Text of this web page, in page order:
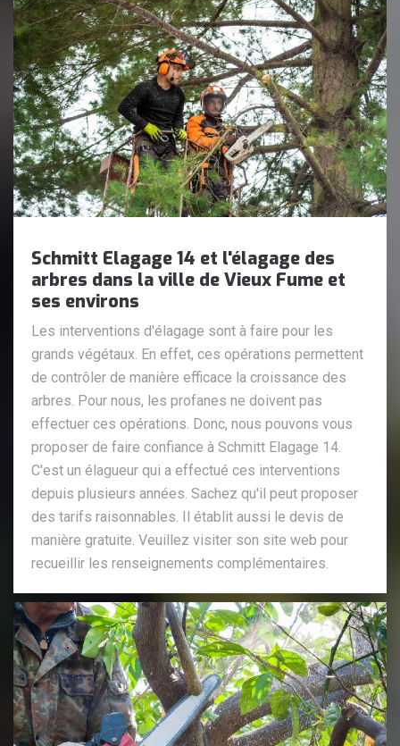
Schmitt Elagage 14 et l'élagage des
arbres dans la ville de Vieux Fume et
ses environs
Les interventions d'élagage sont à faire pour les
grands végétaux. En effet, ces opérations permettent
de contrôler de manière efficace la croissance des
arbres. Pour nous, les profanes ne doivent pas
effectuer ces opérations. Donc, nous pouvons vous
proposer de faire confiance à Schmitt Elagage 14.
C'est un élagueur qui a effectué ces interventions
depuis plusieurs années. Sachez qu'il peut proposer
des tarifs raisonnables. Il établit aussi le devis de
manière gratuite. Veuillez visiter son site web pour
recueillir les renseignements complémentaires.